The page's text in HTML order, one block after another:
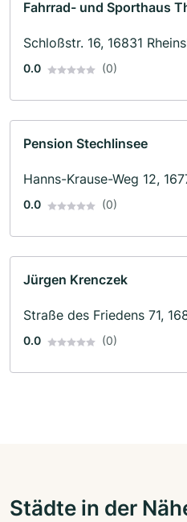
Fahrrad- und Sporthaus
Schloßstr. 16, 16831
0.0 (0)
Pension Stechlinsee
Hanns-Krause-Weg 12,
0.0 (0)
Jürgen Krenczek
Straße des Friedens 71,
0.0 (0)
Städte in der